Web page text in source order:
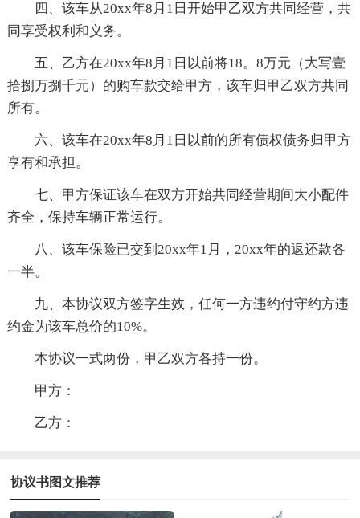
四、该车从20xx年8月1日开始甲乙双方共同经营，共
同享受权利和义务。
五、乙方在20xx年8月1日以前将18。8万元（大写壹
拾捌万捌千元）的购车款交给甲方，该车归甲乙双方共同
所有。
六、该车在20xx年8月1日以前的所有债权债务归甲方
享有和承担。
七、甲方保证该车在双方开始共同经营期间大小配件
齐全，保持车辆正常运行。
八、该车保险已交到20xx年1月，20xx年的返还款各
一半。
九、本协议双方签字生效，任何一方违约付守约方违
约金为该车总价的10%。
本协议一式两份，甲乙双方各持一份。
甲方：
乙方：
协议书图文推荐